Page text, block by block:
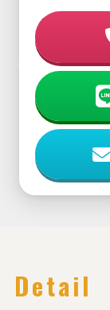
Detail